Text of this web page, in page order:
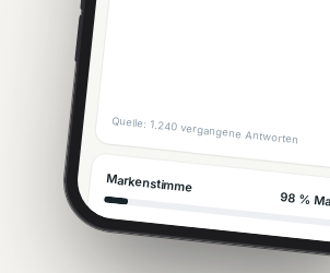
Quelle: 1.240 vergangene Antworten
Markenstimme
98 %